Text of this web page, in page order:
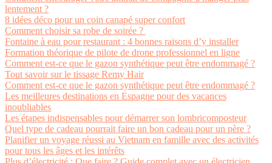
lentement ?
8 idées déco pour un coin canapé super confort
Comment choisir sa robe de soirée ?
Fontaine à eau pour restaurant : 4 bonnes raisons d’y installer
Formation théorique de pilote de drone professionnel en ligne
Comment est-ce que le gazon synthétique peut être endommagé ?
Tout savoir sur le tissage Remy Hair
Comment est-ce que le gazon synthétique peut être endommagé ?
Les meilleures destinations en Espagne pour des vacances
inoubliables
Les étapes indispensables pour démarrer son lombricomposteur
Quel type de cadeau pourrait faire un bon cadeau pour un père ?
Planifier un voyage réussi au Vietnam en famille avec des activités
pour tous les âges et les intérêts